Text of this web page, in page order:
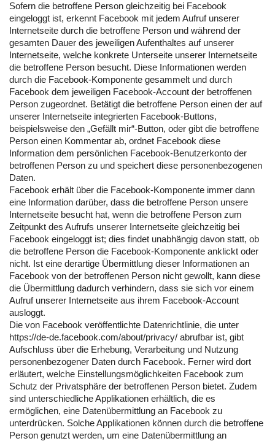
Sofern die betroffene Person gleichzeitig bei Facebook
eingeloggt ist, erkennt Facebook mit jedem Aufruf unserer
Internetseite durch die betroffene Person und während der
gesamten Dauer des jeweiligen Aufenthaltes auf unserer
Internetseite, welche konkrete Unterseite unserer Internetseite
die betroffene Person besucht. Diese Informationen werden
durch die Facebook-Komponente gesammelt und durch
Facebook dem jeweiligen Facebook-Account der betroffenen
Person zugeordnet. Betätigt die betroffene Person einen der auf
unserer Internetseite integrierten Facebook-Buttons,
beispielsweise den „Gefällt mir“-Button, oder gibt die betroffene
Person einen Kommentar ab, ordnet Facebook diese
Information dem persönlichen Facebook-Benutzerkonto der
betroffenen Person zu und speichert diese personenbezogenen
Daten.
Facebook erhält über die Facebook-Komponente immer dann
eine Information darüber, dass die betroffene Person unsere
Internetseite besucht hat, wenn die betroffene Person zum
Zeitpunkt des Aufrufs unserer Internetseite gleichzeitig bei
Facebook eingeloggt ist; dies findet unabhängig davon statt, ob
die betroffene Person die Facebook-Komponente anklickt oder
nicht. Ist eine derartige Übermittlung dieser Informationen an
Facebook von der betroffenen Person nicht gewollt, kann diese
die Übermittlung dadurch verhindern, dass sie sich vor einem
Aufruf unserer Internetseite aus ihrem Facebook-Account
ausloggt.
Die von Facebook veröffentlichte Datenrichtlinie, die unter
https://de-de.facebook.com/about/privacy/ abrufbar ist, gibt
Aufschluss über die Erhebung, Verarbeitung und Nutzung
personenbezogener Daten durch Facebook. Ferner wird dort
erläutert, welche Einstellungsmöglichkeiten Facebook zum
Schutz der Privatsphäre der betroffenen Person bietet. Zudem
sind unterschiedliche Applikationen erhältlich, die es
ermöglichen, eine Datenübermittlung an Facebook zu
unterdrücken. Solche Applikationen können durch die betroffene
Person genutzt werden, um eine Datenübermittlung an